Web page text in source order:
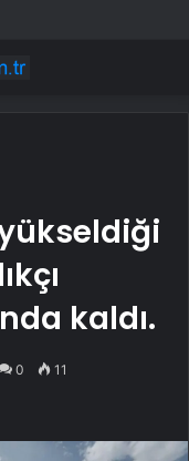
kaldı.
0 11